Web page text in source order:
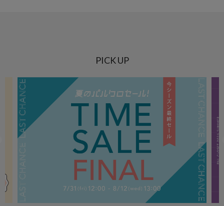
PICK UP